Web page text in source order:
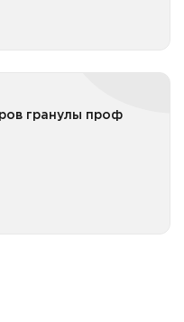
гранулы проф